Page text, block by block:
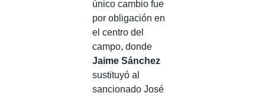
único cambio fue
por obligación en
el centro del
campo, donde
Jaime Sánchez
sustituyó al
sancionado José